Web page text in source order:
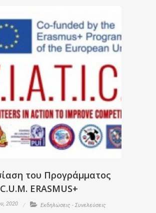
του Προγράμματος
ERASMUS+
2020 Εκδηλώσεις - Συνελεύσεις